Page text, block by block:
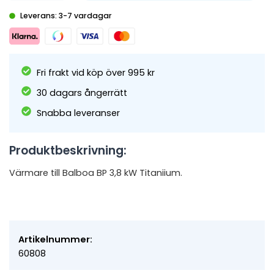
Leverans: 3-7 vardagar
Fri frakt vid köp över 995 kr
30 dagars ångerrätt
Snabba leveranser
Produktbeskrivning:
Värmare till Balboa BP 3,8 kW Titaniium.
Artikelnummer:
60808